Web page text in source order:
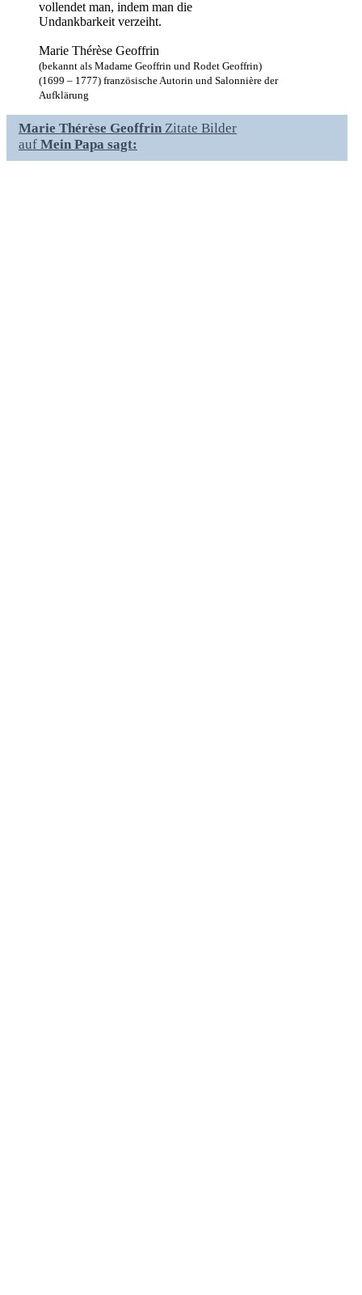
vollendet man, indem man die
Undankbarkeit verzeiht.
Marie Thérèse Geoffrin
(bekannt als Madame Geoffrin und Rodet Geoffrin)
(1699 – 1777) französische Autorin und Salonnière der
Aufklärung
Marie Thérèse Geoffrin Zitate Bilder
auf Mein Papa sagt: